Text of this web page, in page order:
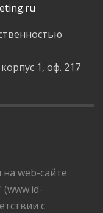
1, оф. 217
web-сайте
с